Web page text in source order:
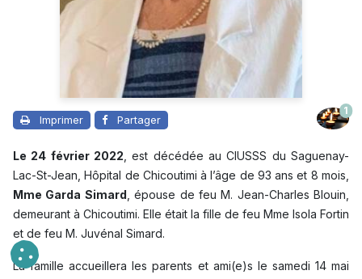
Imprimer Partager
1
Le 24 février 2022 , est décédée au CIUSSS du Saguenay-
Lac-St-Jean, Hôpital de Chicoutimi à l’âge de 93 ans et 8 mois,
Mme Garda Simard , épouse de feu M. Jean-Charles Blouin,
demeurant à Chicoutimi. Elle était la fille de feu Mme Isola Fortin
et de feu M. Juvénal Simard.
La famille accueillera les parents et ami(e)s le samedi 14 mai